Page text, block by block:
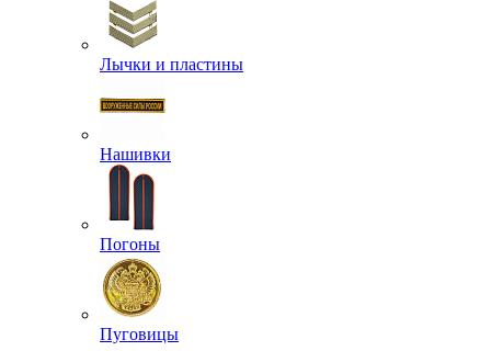
Лычки и пластины
Нашивки
Погоны
Пуговицы